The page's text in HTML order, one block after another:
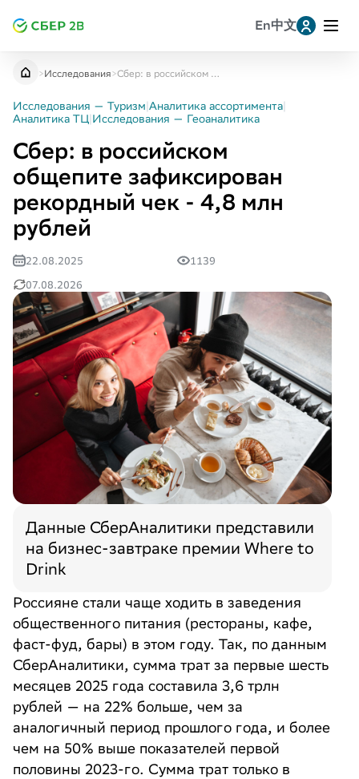
En中文
>Исследования> Сбер: в российском общепите зафиксирован рекордный чек - 4,8 млн рублей
Исследования — Туризм Аналитика ассортимента
Аналитика ТЦ Исследования — Геоаналитика
Сбер: в российском
общепите зафиксирован
рекордный чек - 4,8 млн
рублей
22.08.2025
1139
07.08.2026
Данные СберАналитики представили
на бизнес-завтраке премии Where to
Drink
Россияне стали чаще ходить в заведения
общественного питания (рестораны, кафе,
фаст-фуд, бары) в этом году. Так, по данным
СберАналитики, сумма трат за первые шесть
месяцев 2025 года составила 3,6 трлн
рублей — на 22% больше, чем за
аналогичный период прошлого года, и более
чем на 50% выше показателей первой
половины 2023-го. Сумма трат только в
Заявка на консультацию
Нажимая «Отправить», вы даётеСогласие на обработку
персональных данныхв соответствии сПолитикой обработки
персональных данных *
Согласиена получение информационных рассылок
Отправить
Leave a request for research
Нажимая «Отправить», вы даётеСогласие на обработку
персональных данныхв соответствии сПолитикой обработки
персональных данных *
Согласиена получение информационных рассылок
Send
Нажимая «Отправить», вы даётеСогласие на обработку
персональных данныхв соответствии сПолитикой обработки
персональных данных *
Согласиена получение информационных рассылок
提交
Telegram
Whatsapp
MAX
VK
Однокласскники
Копировать ссылку